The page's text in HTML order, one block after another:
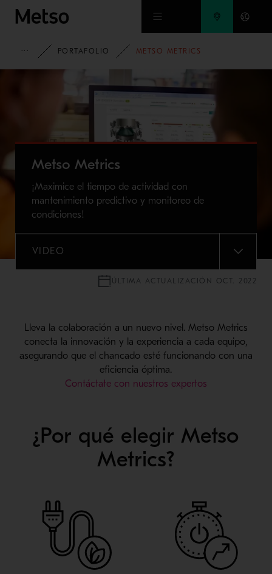
Ir al contenido principal
HOME
PORTAFOLIO METSO METRICS
Metso Metrics
¡Maximice el tiempo de actividad con
mantenimiento predictivo y monitoreo de
condiciones!
VIDEO
MENU
ÚLTIMA ACTUALIZACIÓN OCT. 2022
Lleva la colaboración a un nuevo nivel. Metso Metrics
conecta la innovación y la experiencia a cada equipo,
asegurando que el chancado esté funcionando con una
eficiencia óptima.
Contáctate con nuestros expertos
¿Por qué elegir Metso
Metrics?